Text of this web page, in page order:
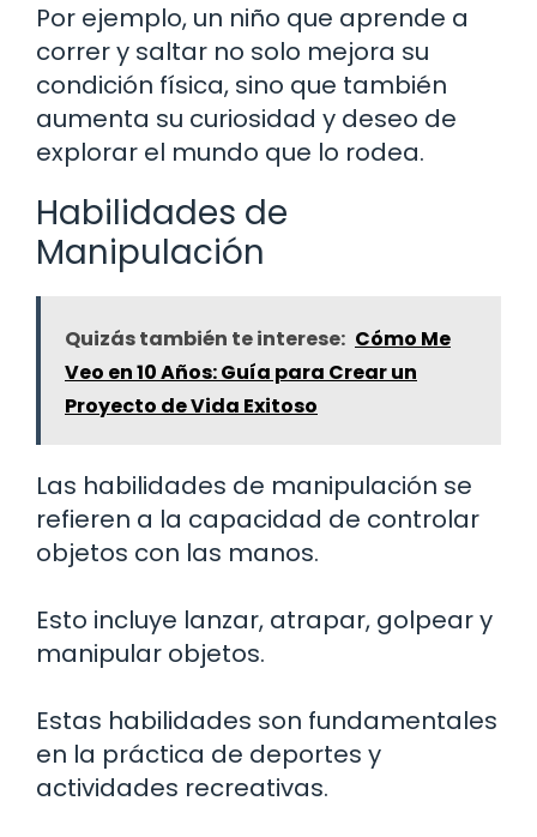
Por ejemplo, un niño que aprende a
correr y saltar no solo mejora su
condición física, sino que también
aumenta su curiosidad y deseo de
explorar el mundo que lo rodea.
Habilidades de
Manipulación
Quizás también te interese: Cómo Me
Veo en 10 Años: Guía para Crear un
Proyecto de Vida Exitoso
Las habilidades de manipulación se
refieren a la capacidad de controlar
objetos con las manos.
Esto incluye lanzar, atrapar, golpear y
manipular objetos.
Estas habilidades son fundamentales
en la práctica de deportes y
actividades recreativas.